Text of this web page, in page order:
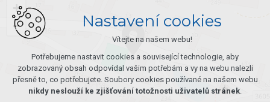
+
−
Nastavení cookies
Vítejte na našem webu!
Potřebujeme nastavit cookies a související technologie, aby
zobrazovaný obsah odpovídal vašim potřebám a vy na webu nalezli
přesně to, co potřebujete. Soubory cookies používané na našem webu
nikdy neslouží ke zjišťování totožnosti uživatelů stránek.